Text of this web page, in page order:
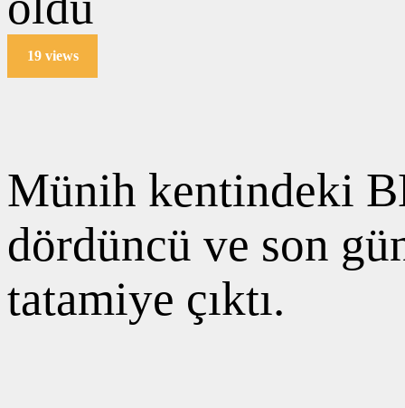
19 views
Münih kentindeki
dördüncü ve son
tatamiye çıktı.